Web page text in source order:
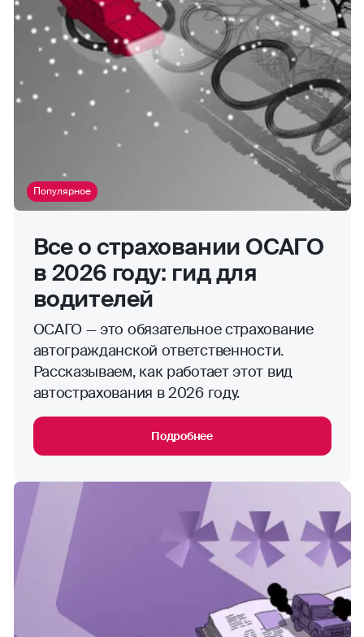
Популярное
Все о страховании ОСАГО
в 2026 году: гид для
водителей
ОСАГО — это обязательное страхование
автогражданской ответственности.
Рассказываем, как работает этот вид
автострахования в 2026 году.
Подробнее